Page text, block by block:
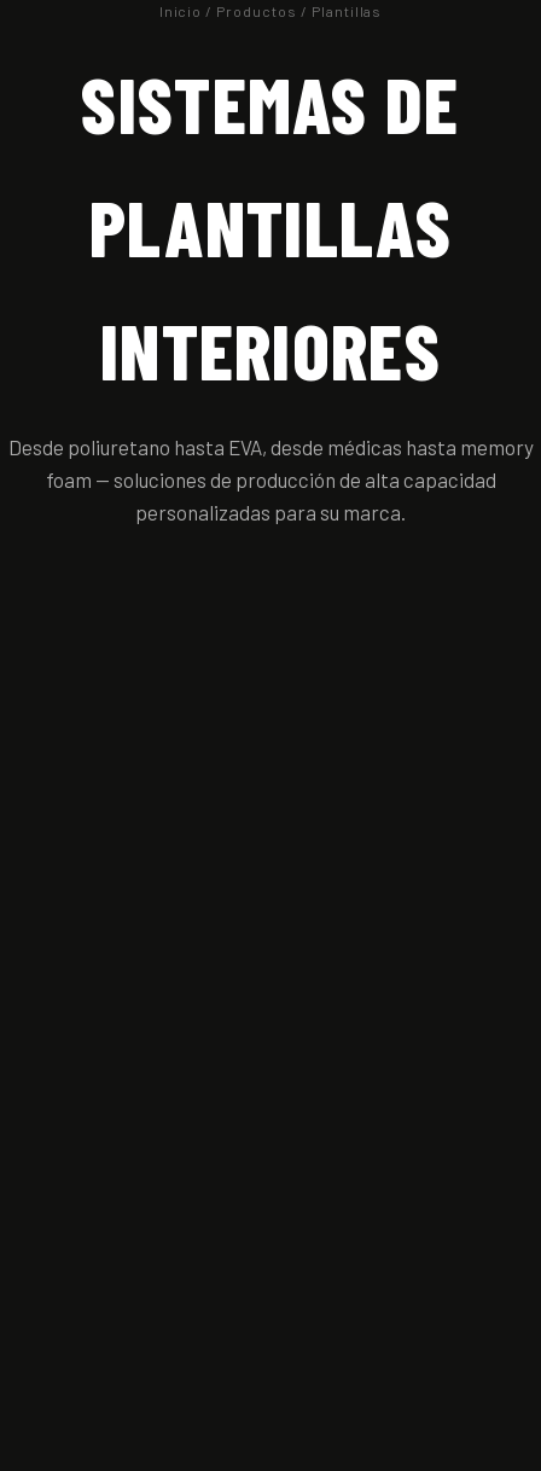
Inicio / Productos / Plantillas
SISTEMAS DE
PLANTILLAS
INTERIORES
Desde poliuretano hasta EVA, desde médicas hasta memory
foam — soluciones de producción de alta capacidad
personalizadas para su marca.